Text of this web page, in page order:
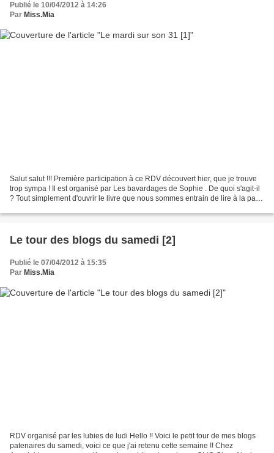
Publié le 10/04/2012 à 14:26
Par Miss.Mia
Salut salut !!! Première participation à ce RDV découvert hier, que je trouve
trop sympa ! Il est organisé par Les bavardages de Sophie . De quoi s'agit-il
? Tout simplement d'ouvrir le livre que nous sommes entrain de lire à la page
Le tour des blogs du samedi [2]
Publié le 07/04/2012 à 15:35
Par Miss.Mia
RDV organisé par les lubies de ludi Hello !! Voici le petit tour de mes blogs
patenaires du samedi, voici ce que j'ai retenu cette semaine !! Chez